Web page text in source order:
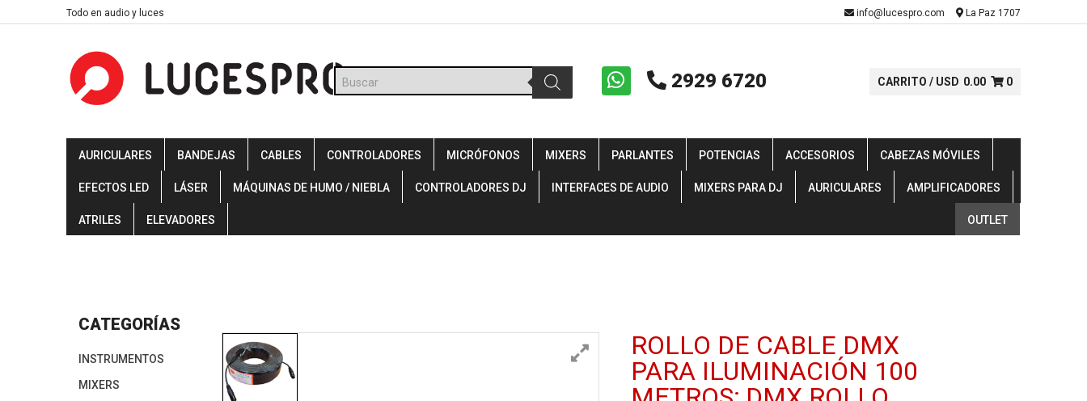
to
Todo en audio y luces info@lucespro.com La Paz 1707
Búsqueda
de
productos
2929 6720 CARRITO / USD 0.00 0
AURICULARES BANDEJAS CABLES CONTROLADORES MICRÓFONOS MIXERS PARLANTES POTENCIAS ACCESORIOS CABEZAS MÓVILES
EFECTOS LED LÁSER MÁQUINAS DE HUMO / NIEBLA CONTROLADORES DJ INTERFACES DE AUDIO MIXERS PARA DJ AURICULARES AMPLIFICADORES
ATRILES ELEVADORES OUTLET
ROLLO DE CABLE DMX
PARA ILUMINACIÓN 100
CATEGORÍAS
INSTRUMENTOS
MIXERS